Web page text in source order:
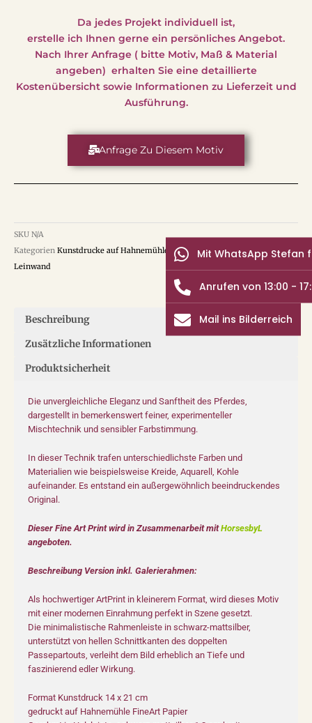
Da jedes Projekt individuell ist,
erstelle ich Ihnen gerne ein persönliches Angebot.
Nach Ihrer Anfrage ( bitte Motiv, Maß & Material
angeben) erhalten Sie eine detaillierte
Kostenübersicht sowie Informationen zu Lieferzeit und
Ausführung.
Anfrage Zu Diesem Motiv
SKU N/A
Kategorien Kunstdrucke auf Hahnemühle Papier ,Kunstdrucke auf
Leinwand
Beschreibung
Zusätzliche Informationen
Produktsicherheit
Die unvergleichliche Eleganz und Sanftheit des Pferdes,
dargestellt in bemerkenswert feiner, experimenteller
Mischtechnik und sensibler Farbstimmung.
In dieser Technik trafen unterschiedlichste Farben und
Materialien wie beispielsweise Kreide, Aquarell, Kohle
aufeinander. Es entstand ein außergewöhnlich beeindruckendes
Original.
Dieser Fine Art Print wird in Zusammenarbeit mitHorsesbyL
angeboten.
Beschreibung Version inkl. Galerierahmen:
Als hochwertiger ArtPrint in kleinerem Format, wird dieses Motiv
mit einer modernen Einrahmung perfekt in Szene gesetzt.
Die minimalistische Rahmenleiste in schwarz-mattsilber,
unterstützt von hellen Schnittkanten des doppelten
Passepartouts, verleiht dem Bild erheblich an Tiefe und
faszinierend edler Wirkung.
Format Kunstdruck 14 x 21 cm
gedruckt auf Hahnemühle FineArt Papier
Mit WhatsApp Stefan
Anrufen von 13:00 -
Mail ins Bilderreich